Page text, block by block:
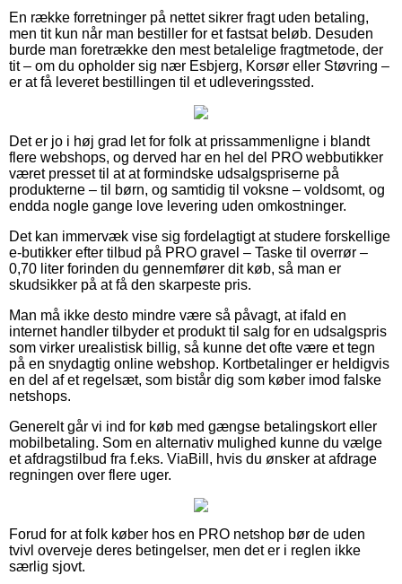
En række forretninger på nettet sikrer fragt uden betaling,
men tit kun når man bestiller for et fastsat beløb. Desuden
burde man foretrække den mest betalelige fragtmetode, der
tit – om du opholder sig nær Esbjerg, Korsør eller Støvring –
er at få leveret bestillingen til et udleveringssted.
Det er jo i høj grad let for folk at prissammenligne i blandt
flere webshops, og derved har en hel del PRO webbutikker
været presset til at at formindske udsalgspriserne på
produkterne – til børn, og samtidig til voksne – voldsomt, og
endda nogle gange love levering uden omkostninger.
Det kan immervæk vise sig fordelagtigt at studere forskellige
e-butikker efter tilbud på PRO gravel – Taske til overrør –
0,70 liter forinden du gennemfører dit køb, så man er
skudsikker på at få den skarpeste pris.
Man må ikke desto mindre være så påvagt, at ifald en
internet handler tilbyder et produkt til salg for en udsalgspris
som virker urealistisk billig, så kunne det ofte være et tegn
på en snydagtig online webshop. Kortbetalinger er heldigvis
en del af et regelsæt, som bistår dig som køber imod falske
netshops.
Generelt går vi ind for køb med gængse betalingskort eller
mobilbetaling. Som en alternativ mulighed kunne du vælge
et afdragstilbud fra f.eks. ViaBill, hvis du ønsker at afdrage
regningen over flere uger.
Forud for at folk køber hos en PRO netshop bør de uden
tvivl overveje deres betingelser, men det er i reglen ikke
særlig sjovt.